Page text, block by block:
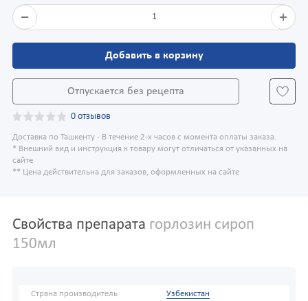
1
Добавить в корзину
Отпускается без рецепта
0 отзывов
Доставка по Ташкенту - В течение 2-х часов с момента оплаты заказа.
* Внешний вид и инструкция к товару могут отличаться от указанных на
сайте
** Цена действительна для заказов, оформленных на сайте
Свойства препарата горлозин сироп
150мл
Страна производитель Узбекистан